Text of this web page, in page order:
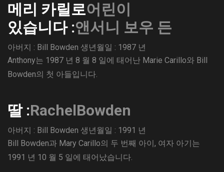
메리 카릴로어린이
있습니다 :앤서니 보우 든
아버지 : Bill Bowden 생년월일 : 1987 년
Anthony는 1987 년 8 월 8 일에 태어난 Marie Carillo와 Bill
Bowden의 첫 아들입니다.
딸 :RachelBowden
아버지 : Bill Bowden 생년월일 : 1991 년
Bill Bowden과 Mary Carillo의 두 번째 아이, 여자 아기는
1991 년 10 월 5 일에 태어났습니다.